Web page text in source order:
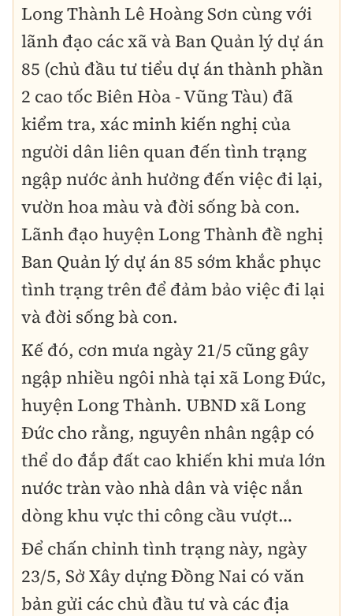
Long Thành Lê Hoàng Sơn cùng với
lãnh đạo các xã và Ban Quản lý dự án
85 (chủ đầu tư tiểu dự án thành phần
2 cao tốc Biên Hòa - Vũng Tàu) đã
kiểm tra, xác minh kiến nghị của
người dân liên quan đến tình trạng
ngập nước ảnh hưởng đến việc đi lại,
vườn hoa màu và đời sống bà con.
Lãnh đạo huyện Long Thành đề nghị
Ban Quản lý dự án 85 sớm khắc phục
tình trạng trên để đảm bảo việc đi lại
và đời sống bà con.
Kế đó, cơn mưa ngày 21/5 cũng gây
ngập nhiều ngôi nhà tại xã Long Đức,
huyện Long Thành. UBND xã Long
Đức cho rằng, nguyên nhân ngập có
thể do đắp đất cao khiến khi mưa lớn
nước tràn vào nhà dân và việc nắn
dòng khu vực thi công cầu vượt…
Để chấn chỉnh tình trạng này, ngày
23/5, Sở Xây dựng Đồng Nai có văn
bản gửi các chủ đầu tư và các địa